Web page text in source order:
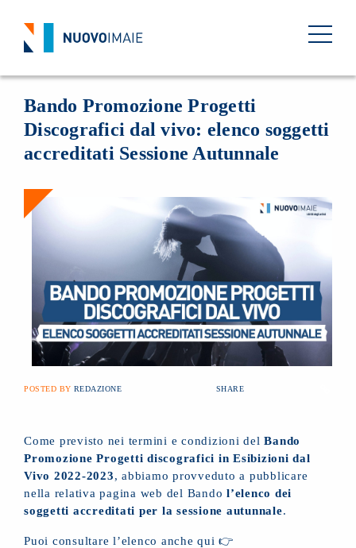
Bando Promozione Progetti
Discografici dal vivo: elenco soggetti
accreditati Sessione Autunnale
POSTED BY REDAZIONE SHARE
Come previsto nei termini e condizioni delBando
Promozione Progetti discografici in Esibizioni dal
Vivo 2022-2023, abbiamo provveduto a pubblicare
nella relativa pagina web del Bando l’elenco dei
soggetti accreditati per la sessione autunnale.
Puoi consultare l’elenco anche qui 👉